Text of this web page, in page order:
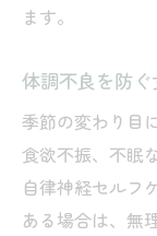
ます。
体調不良を防
季節の変わり目
食欲不振、不眠
自律神経セルフ
ある場合は、無